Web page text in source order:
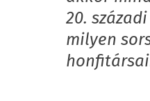
20.
milyen